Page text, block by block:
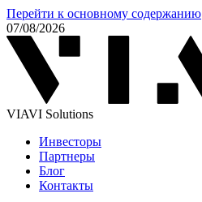
Перейти к основному содержанию
07/08/2026
VIAVI Solutions
Инвесторы
Партнеры
Блог
Контакты